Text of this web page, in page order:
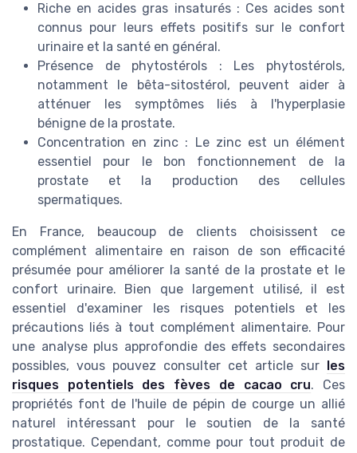
Riche en acides gras insaturés : Ces acides sont
connus pour leurs effets positifs sur le confort
urinaire et la santé en général.
Présence de phytostérols : Les phytostérols,
notamment le bêta-sitostérol, peuvent aider à
atténuer les symptômes liés à l'hyperplasie
bénigne de la prostate.
Concentration en zinc : Le zinc est un élément
essentiel pour le bon fonctionnement de la
prostate et la production des cellules
spermatiques.
En France, beaucoup de clients choisissent ce
complément alimentaire en raison de son efficacité
présumée pour améliorer la santé de la prostate et le
confort urinaire. Bien que largement utilisé, il est
essentiel d'examiner les risques potentiels et les
précautions liés à tout complément alimentaire. Pour
une analyse plus approfondie des effets secondaires
possibles, vous pouvez consulter cet article sur
les
risques potentiels des fèves de cacao cru. Ces
propriétés font de l'huile de pépin de courge un allié
naturel intéressant pour le soutien de la santé
prostatique. Cependant, comme pour tout produit de